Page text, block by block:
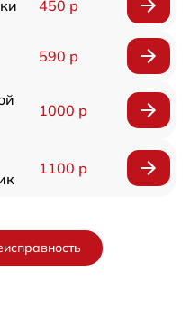
450 р
590 р
1000 р
1100 р